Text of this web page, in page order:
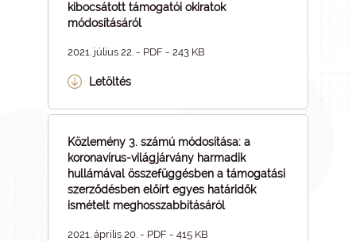
kibocsátott támogatói okiratok
módosításáról
2021. július 22. - PDF - 243 KB
Letöltés
Közlemény 3. számú módosítása: a
koronavírus-világjárvány harmadik
hullámával összefüggésben a támogatási
szerződésben előírt egyes határidők
ismételt meghosszabbításáról
2021. április 20. - PDF - 415 KB